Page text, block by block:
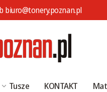
biuro@tonery.poznan.pl
Tusze KONTAKT